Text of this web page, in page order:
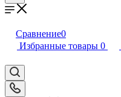
Сравнение0
Избранные товары 0